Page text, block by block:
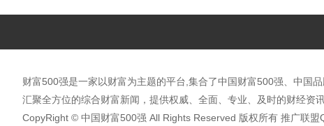
财富500强是一家以财富为主题的平台,集合了中国财富500强、中国
汇聚全方位的综合财富新闻，提供权威、全面、专业、及时的财经资
CopyRight © 中国财富500强 All Rights Reserved 版权所有 推广联